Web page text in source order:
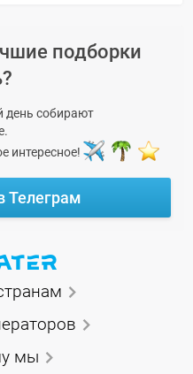
подборки
день собирают
интересное!
Телеграм
мы